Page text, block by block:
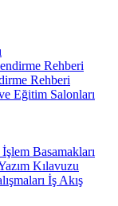
Rehberi
Rehberi
Eğitim Salonları
Basamakları
Kılavuzu
İş Akış